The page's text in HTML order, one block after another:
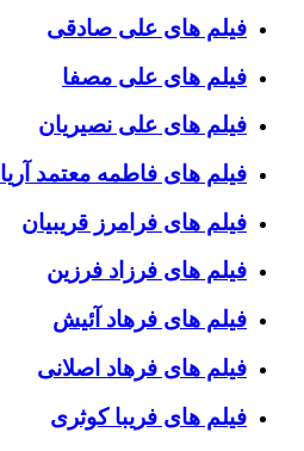
فیلم های علی صادقی
فیلم های علی مصفا
فیلم های علی نصیریان
فیلم های فاطمه معتمد آریا
فیلم های فرامرز قریبیان
فیلم های فرزاد فرزین
فیلم های فرهاد آئیش
فیلم های فرهاد اصلانی
فیلم های فریبا کوثری